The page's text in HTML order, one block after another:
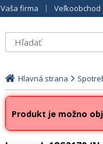
Vaša firma Veľkoobchod
Hlavná strana
Produkt je možno